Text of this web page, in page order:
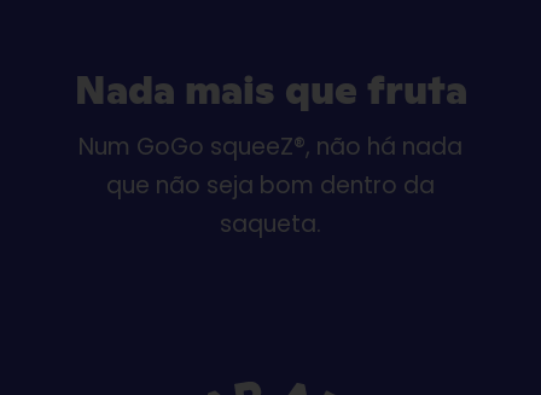
Nada mais que fruta
Num GoGo squeeZ®, não há nada
que não seja bom dentro da
saqueta.